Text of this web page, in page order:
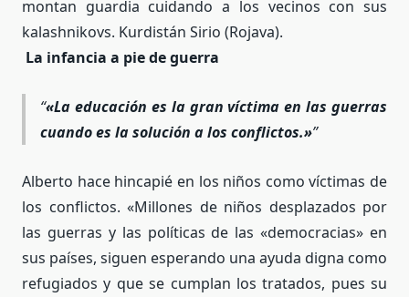
montan guardia cuidando a los vecinos con sus
kalashnikovs. Kurdistán Sirio (Rojava).
La infancia a pie de guerra
«La educación es la gran víctima en las guerras
cuando es la solución a los conflictos.»
Alberto hace hincapié en los niños como víctimas de
los conflictos. «Millones de niños desplazados por
las guerras y las políticas de las «democracias» en
sus países, siguen esperando una ayuda digna como
refugiados y que se cumplan los tratados, pues su